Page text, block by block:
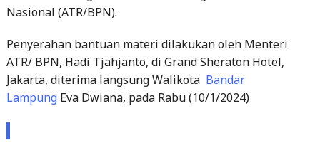
Nasional (ATR/BPN).
Penyerahan bantuan materi dilakukan oleh Menteri
ATR/ BPN, Hadi Tjahjanto, di Grand Sheraton Hotel,
Jakarta, diterima langsung Walikota Bandar
LampungEva Dwiana, pada Rabu (10/1/2024)